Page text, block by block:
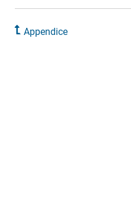
Appendice